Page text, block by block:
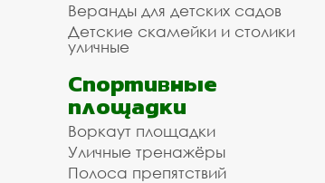
Веранды для детских садов
Детские скамейки и столики
уличные
Спортивные
площадки
Воркаут площадки
Уличные тренажёры
Полоса препятствий